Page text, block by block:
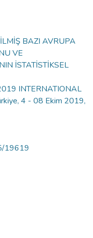
BAZI AVRUPA
VE
İSTATİSTİKSEL
INTERNATIONAL
4 - 08 Ekim 2019,
19619